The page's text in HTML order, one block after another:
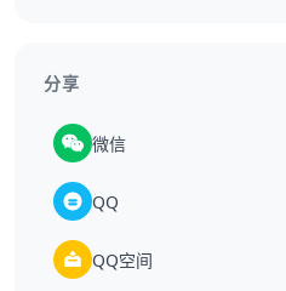
分享
微信
QQ
QQ空间